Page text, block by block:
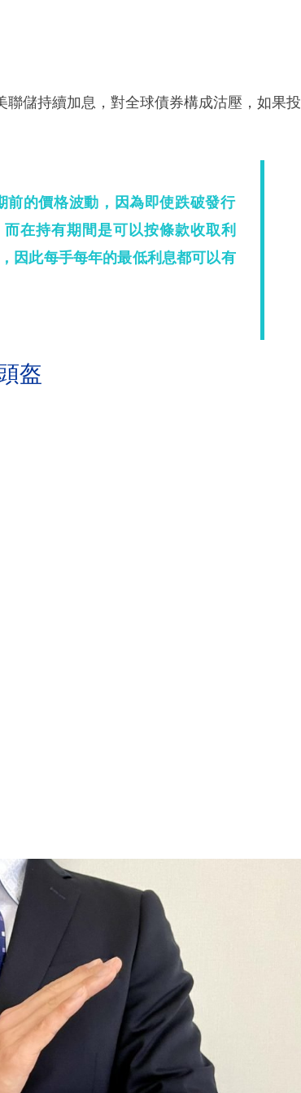
儲持續加息，對全球債券構成沽壓，如果投
前的價格波動，因為即使跌破發行
在持有期間是可以按條款收取利
因此每手每年的最低利息都可以有
盔